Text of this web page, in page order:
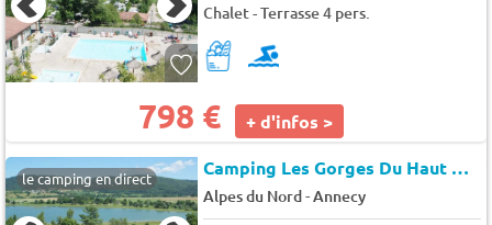
Chalet - Terrasse 4 pers.
798 € + d'infos >
le camping en direct Camping Les Gorges Du Haut Bugey (Matafelon-Granges)
Alpes du Nord-Annecy